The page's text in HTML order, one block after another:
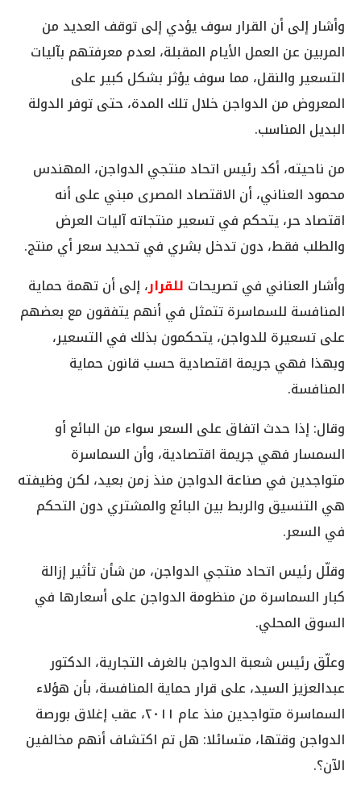
وأشار إلى أن القرار سوف يؤدي إلى توقف العديد من
المربين عن العمل الأيام المقبلة، لعدم معرفتهم بآليات
التسعير والنقل، مما سوف يؤثر بشكل كبير على
المعروض من الدواجن خلال تلك المدة، حتى توفر الدولة
البديل المناسب.
من ناحيته، أكد رئيس اتحاد منتجي الدواجن، المهندس
محمود العناني، أن الاقتصاد المصرى مبني على أنه
اقتصاد حر، يتحكم في تسعير منتجاته آليات العرض
والطلب فقط، دون تدخل بشري في تحديد سعر أي منتج.
وأشار العناني في تصريحات للقرار، إلى أن تهمة حماية
المنافسة للسماسرة تتمثل في أنهم يتفقون مع بعضهم
على تسعيرة للدواجن، يتحكمون بذلك في التسعير،
وبهذا فهي جريمة اقتصادية حسب قانون حماية
المنافسة.
وقال: إذا حدث اتفاق على السعر سواء من البائع أو
السمسار فهي جريمة اقتصادية، وأن السماسرة
متواجدين في صناعة الدواجن منذ زمن بعيد، لكن وظيفته
هي التنسيق والربط بين البائع والمشتري دون التحكم
في السعر.
وقلّل رئيس اتحاد منتجي الدواجن، من شأن تأثير إزالة
كبار السماسرة من منظومة الدواجن على أسعارها في
السوق المحلي.
وعلّق رئيس شعبة الدواجن بالغرف التجارية، الدكتور
عبدالعزيز السيد، على قرار حماية المنافسة، بأن هؤلاء
السماسرة متواجدين منذ عام ٢٠١١، عقب إغلاق بورصة
الدواجن وقتها، متسائلا: هل تم اكتشاف أنهم مخالفين
الآن؟.